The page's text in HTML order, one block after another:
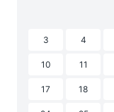
3 4
10 11
17 18